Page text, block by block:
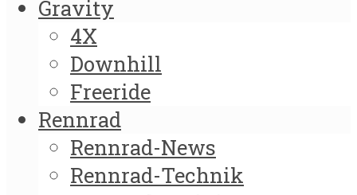
Gravity
4X
Downhill
Freeride
Rennrad
Rennrad-News
Rennrad-Technik